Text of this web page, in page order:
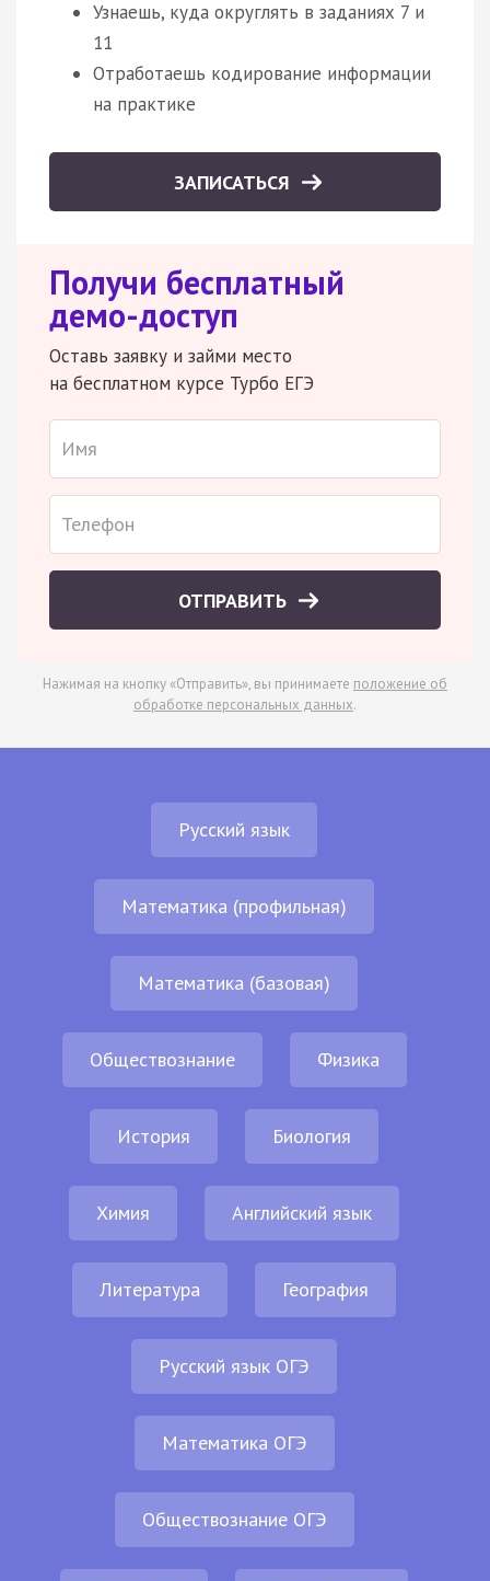
Узнаешь, куда округлять в заданиях 7 и
11
Отработаешь кодирование информации
на практике
ЗАПИСАТЬСЯ
Получи бесплатный
демо-доступ
Оставь заявку и займи место
на бесплатном курсе Турбо ЕГЭ
ОТПРАВИТЬ
Нажимая на кнопку «Отправить», вы принимаете положение об
обработке персональных данных.
Русский язык
Математика (профильная)
Математика (базовая)
Обществознание Физика
История Биология
Химия Английский язык
Литература География
Русский язык ОГЭ
Математика ОГЭ
Обществознание ОГЭ